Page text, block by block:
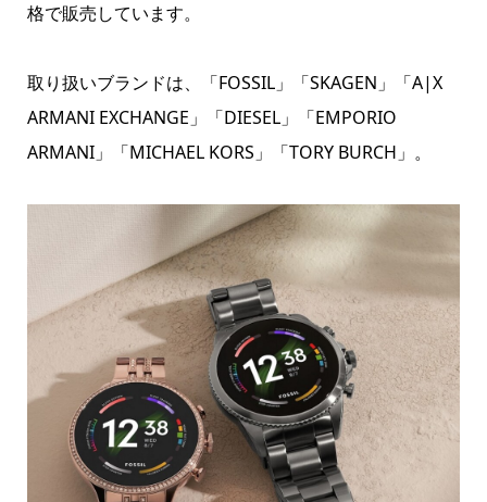
格で販売しています。
取り扱いブランドは、「FOSSIL」「SKAGEN」「A|X
ARMANI EXCHANGE」「DIESEL」「EMPORIO
ARMANI」「MICHAEL KORS」「TORY BURCH」。